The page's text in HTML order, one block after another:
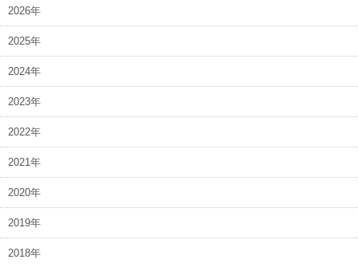
2026年
2025年
2024年
2023年
2022年
2021年
2020年
2019年
2018年